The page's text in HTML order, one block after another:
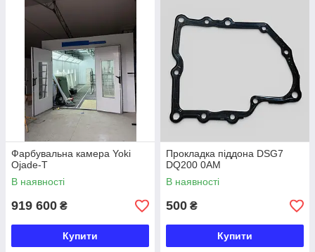
Фарбувальна камера Yoki
Ojade-T
В наявності
919 600 ₴
Купити
Прокладка піддона DSG7
DQ200 0AM
В наявності
500 ₴
Купити